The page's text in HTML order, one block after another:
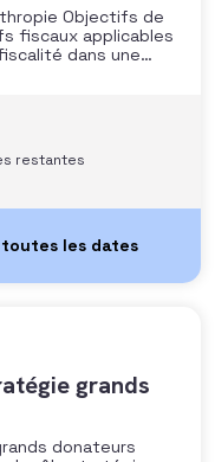
Objectifs de
fiscaux applicables
dans une
juridique
les régimes
restantes
grands
donateurs